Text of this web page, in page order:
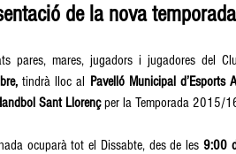
de la nova
pares, mares, jugadors i jugadores del
tindrà lloc al Pavelló Municipal
Sant Llorenç per la Temporada 2015/
ocuparà tot el Dissabte, des de les 9:00